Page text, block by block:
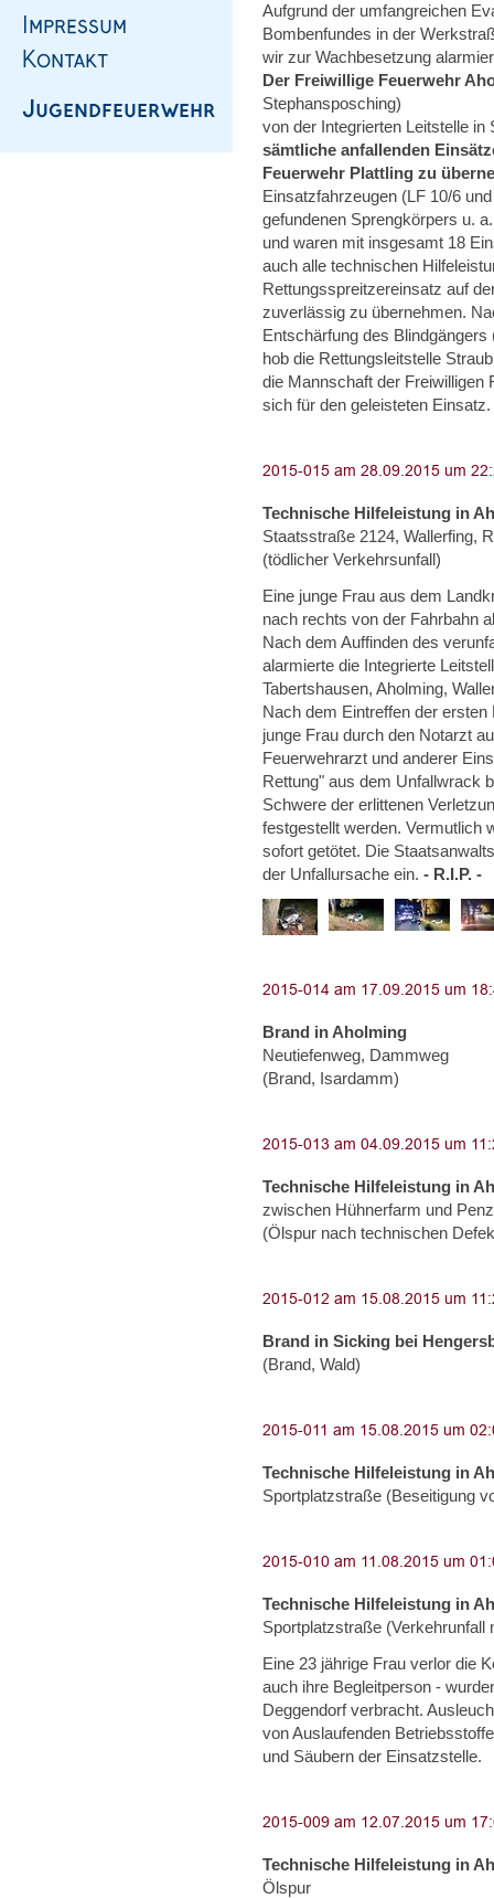
Aufgrund der umfangreichen
Bombenfundes in der
wir zur Wachbesetzung
Der Freiwillige Feuerwehr
Stephansposching)
von der Integrierten Leitstelle in
sämtliche anfallenden
Feuerwehr Plattling zu
Einsatzfahrzeugen (LF 10/6
gefundenen Sprengkörpers u.
und waren mit insgesamt 18
auch alle technischen
Rettungsspreitzereinsatz auf
zuverlässig zu übernehmen.
Entschärfung des
hob die Rettungsleitstelle
die Mannschaft der Freiwilligen
sich für den geleisteten Einsatz.
Technische Hilfeleistung in
Staatsstraße 2124, Wallerfing,
(tödlicher Verkehrsunfall)
Eine junge Frau aus dem
nach rechts von der Fahrbahn
Nach dem Auffinden des
alarmierte die Integrierte
Tabertshausen, Aholming,
Nach dem Eintreffen der
junge Frau durch den Notarzt
Feuerwehrarzt und anderer
Rettung" aus dem Unfallwrack
Schwere der erlittenen
festgestellt werden. Vermutlich
sofort getötet. Die
der Unfallursache ein. - R.I.P. -
Brand in Aholming
Neutiefenweg, Dammweg
(Brand, Isardamm)
Technische Hilfeleistung in
zwischen Hühnerfarm und
(Ölspur nach technischen
Brand in Sicking bei
(Brand, Wald)
Technische Hilfeleistung in
Sportplatzstraße (Beseitigung
Technische Hilfeleistung in
Sportplatzstraße (Verkehrunfall
Eine 23 jährige Frau verlor die
auch ihre Begleitperson -
Deggendorf verbracht.
von Auslaufenden
und Säubern der Einsatzstelle.
Technische Hilfeleistung in
Ölspur